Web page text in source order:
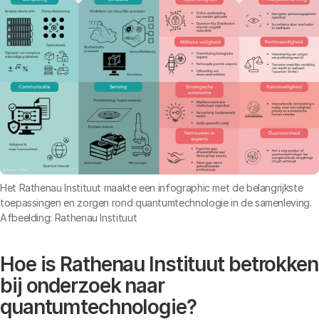
Het Rathenau Instituut maakte een infographic met de belangrijkste
toepassingen en zorgen rond quantumtechnologie in de samenleving.
Afbeelding: Rathenau Instituut
Hoe is Rathenau Instituut betrokken
bij onderzoek naar
quantumtechnologie?